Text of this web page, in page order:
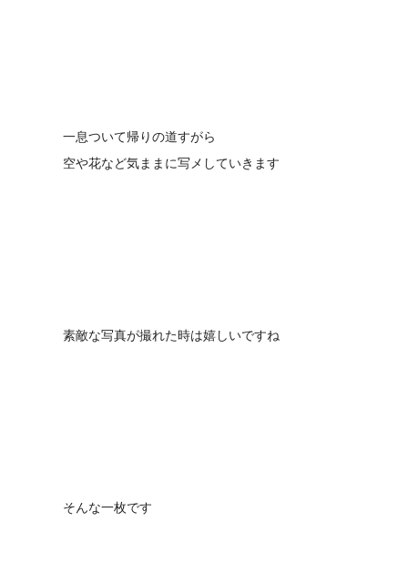
一息ついて帰りの道すがら
空や花など気ままに写メしていきます
素敵な写真が撮れた時は嬉しいですね
そんな一枚です